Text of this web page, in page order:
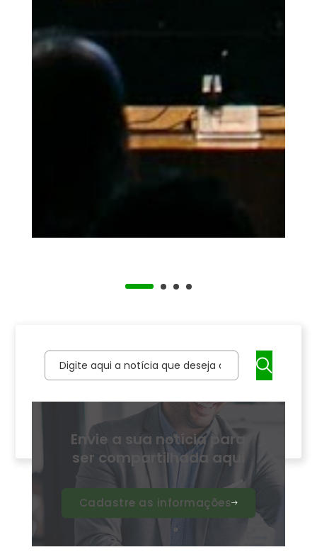
Pesquisar ...
Envie a sua notícia para
ser compartilhada aqui
Cadastre as informações